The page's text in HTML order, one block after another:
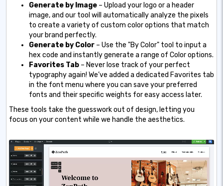
Generate by Image – Upload your logo or a header
image, and our tool will automatically analyze the pixels
to create a variety of custom color options that match
your brand perfectly.
Generate by Color – Use the "By Color" tool to input a
hex code and instantly generate a range of Color options.
Favorites Tab – Never lose track of your perfect
typography again! We’ve added a dedicated Favorites tab
in the font menu where you can save your preferred
fonts and their specific weights for easy access later.
These tools take the guesswork out of design, letting you
focus on your content while we handle the aesthetics.